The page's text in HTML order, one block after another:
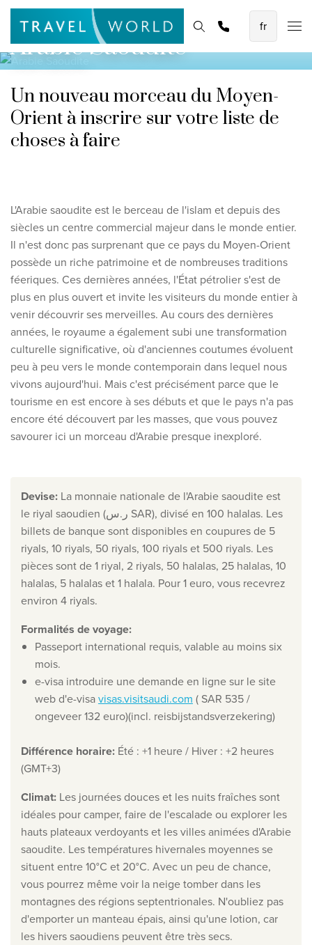
Les meilleures vacances en avion
Baoase Luxury Resort Curaçao
Lux* Grand Baie Resort Mauritius
Constance Halaveli Maldives
Voir toutes les vacances en avion
Fly & Drive - Couleurs du Yucatan
Découverte du Sri Lanka
Voir tous les circuits
Découvrez nos thèmes
Lune de miel
Adultes uniquement
Luxe
Voir tous les thèmes
IKYK Malte
Dhigali Resort Maldives
SALT of Palmar Mauritius
Voir toutes les promotions
Qui sommes-nous ?
Pourquoi Travelworld
Nos destinations
Contactez nous
Liens utiles
Postes vacants
Conditions
Page d'accueil Destinations Thèmes Promotions
Rechercher et réserver
Arabie Saoudite
Un nouveau morceau du Moyen-
Orient à inscrire sur votre liste de
choses à faire
L'Arabie saoudite est le berceau de l'islam et depuis des
siècles un centre commercial majeur dans le monde entier.
Il n'est donc pas surprenant que ce pays du Moyen-Orient
possède un riche patrimoine et de nombreuses traditions
féeriques. Ces dernières années, l'État pétrolier s'est de
plus en plus ouvert et invite les visiteurs du monde entier à
venir découvrir ses merveilles. Au cours des dernières
années, le royaume a également subi une transformation
culturelle significative, où d'anciennes coutumes évoluent
peu à peu vers le monde contemporain dans lequel nous
vivons aujourd'hui. Mais c'est précisément parce que le
tourisme en est encore à ses débuts et que le pays n'a pas
encore été découvert par les masses, que vous pouvez
savourer ici un morceau d'Arabie presque inexploré.
Devise: La monnaie nationale de l'Arabie saoudite est
le riyal saoudien (ر.س SAR), divisé en 100 halalas. Les
billets de banque sont disponibles en coupures de 5
riyals, 10 riyals, 50 riyals, 100 riyals et 500 riyals. Les
pièces sont de 1 riyal, 2 riyals, 50 halalas, 25 halalas, 10
halalas, 5 halalas et 1 halala. Pour 1 euro, vous recevrez
environ 4 riyals.
Formalités de voyage:
Passeport international requis, valable au moins six
mois.
e-visa introduire une demande en ligne sur le site
web d'e-visavisas.visitsaudi.com ( SAR 535 /
ongeveer 132 euro)(incl. reisbijstandsverzekering)
Différence horaire: Été : +1 heure / Hiver : +2 heures
(GMT+3)
Climat: Les journées douces et les nuits fraîches sont
idéales pour camper, faire de l'escalade ou explorer les
hauts plateaux verdoyants et les villes animées d'Arabie
saoudite. Les températures hivernales moyennes se
situent entre 10°C et 20°C. Avec un peu de chance,
vous pourrez même voir la neige tomber dans les
montagnes des régions septentrionales. N'oubliez pas
d'emporter un manteau épais, ainsi qu'une lotion, car
les hivers saoudiens peuvent être très secs.